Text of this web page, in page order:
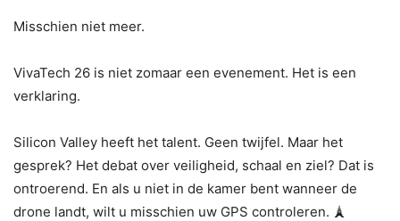
Misschien niet meer.
VivaTech 26 is niet zomaar een evenement. Het is een
verklaring.
Silicon Valley heeft het talent. Geen twijfel. Maar het
gesprek? Het debat over veiligheid, schaal en ziel? Dat is
ontroerend. En als u niet in de kamer bent wanneer de
drone landt, wilt u misschien uw GPS controleren. 🗼